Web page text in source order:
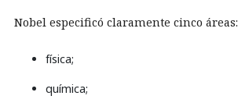
Nobel especificó claramente cinco áreas:
física;
química;